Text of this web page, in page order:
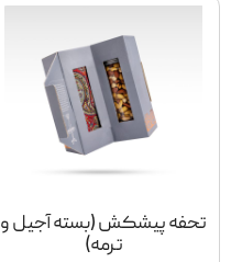
تحفه پیشکش (بسته آجیل و
ترمه)